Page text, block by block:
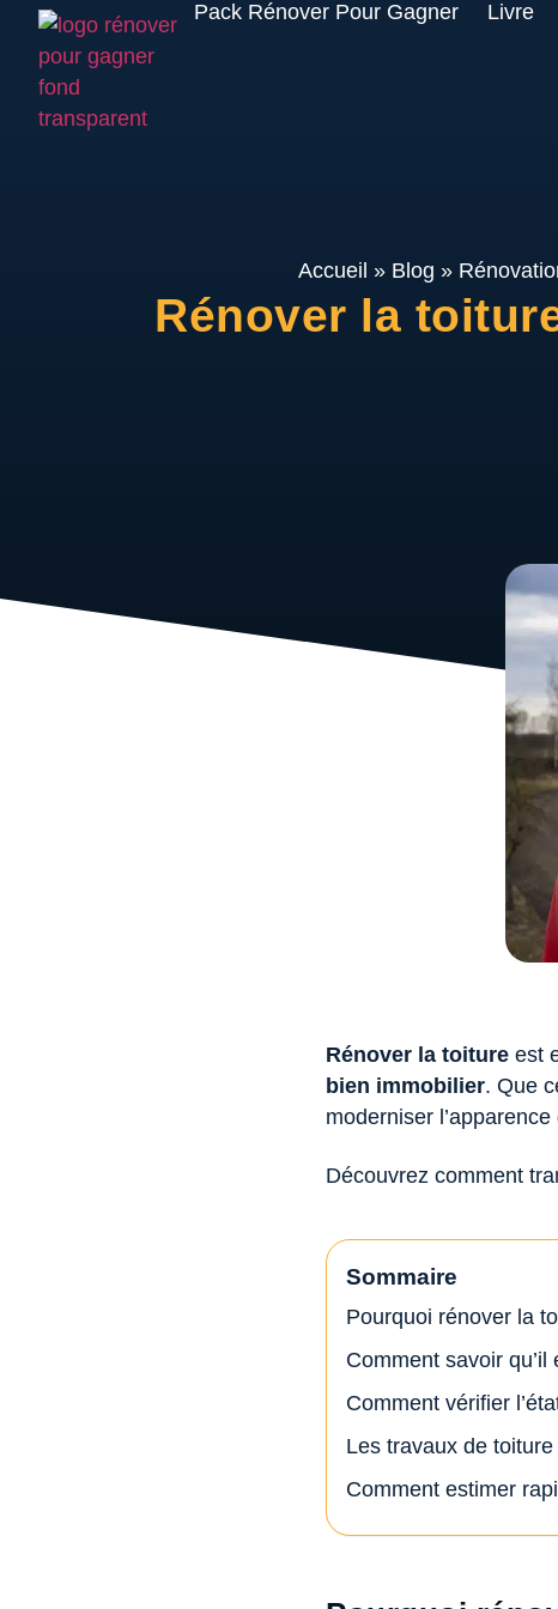
Pack Rénover Pour Gagner Livre
Accueil » Blog »
Rénover la
Rénover la toiture est
bien immobilier. Que
moderniser
Découvrez comment
Sommaire
Pourquoi rénover la
Comment savoir
Comment vérifier
Les travaux de
Comment estimer